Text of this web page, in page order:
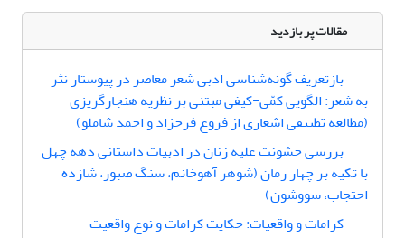
مقالات پر بازدید
بازتعریف گونه‌شناسی ادبی شعر معاصر در پیوستار نثر
به شعر: الگویی کمّی-کیفی مبتنی بر نظریه هنجارگریزی
(مطالعه تطبیقی اشعاری از فروغ فرخزاد و احمد شاملو)
بررسی خشونت علیه زنان در ادبیات داستانی دهه چهل
با تکیه بر چهار رمان (شوهر آهوخانم، سنگ صبور، شازده
احتجاب، سووشون)
کرامات و واقعیات: حکایت کرامات و نوع واقعیت